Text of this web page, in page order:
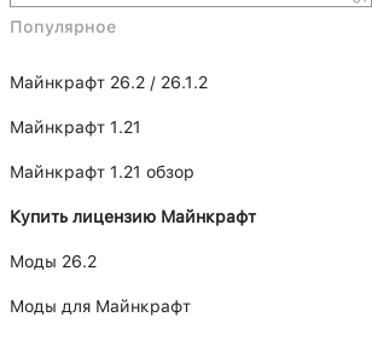
Популярное
Майнкрафт 26.2 / 26.1.2
Майнкрафт 1.21
Майнкрафт 1.21 обзор
Купить лицензию Майнкрафт
Моды 26.2
Моды для Майнкрафт